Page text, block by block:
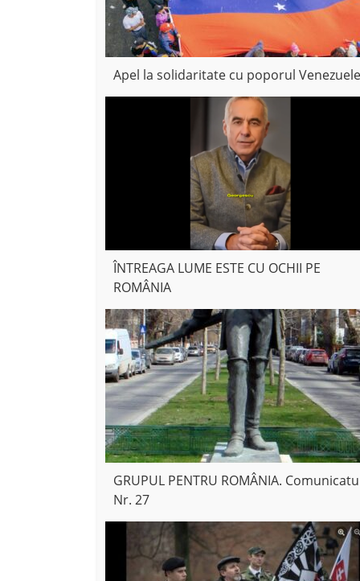
Apel la solidaritate cu poporul
ÎNTREAGA LUME ESTE CU OCHII PE
ROMÂNIA
GRUPUL PENTRU ROMÂNIA.
Nr. 27